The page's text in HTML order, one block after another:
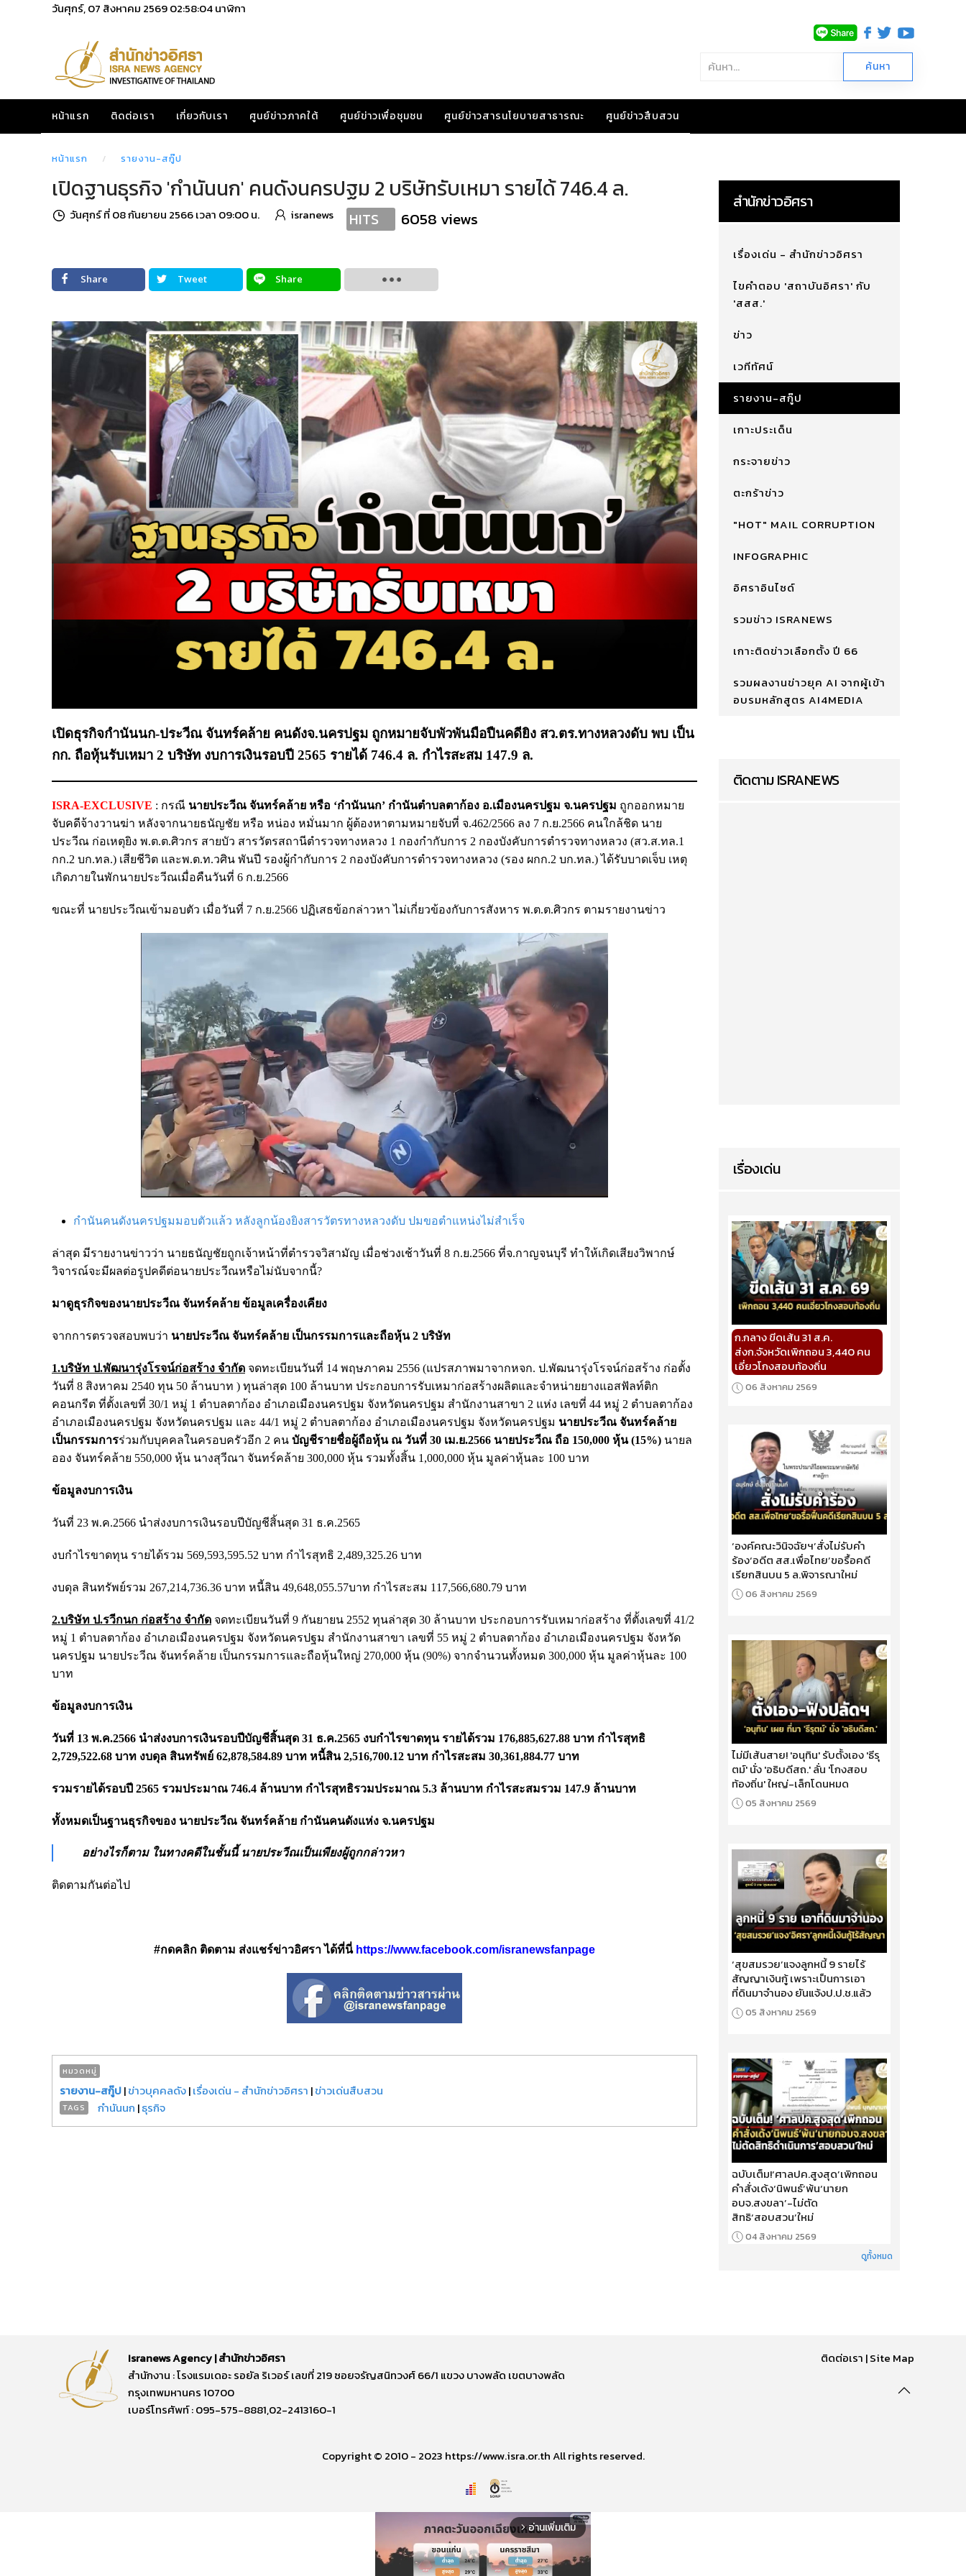
วันศุกร์, 07 สิงหาคม 256902:58:05นาฬิกา
หน้าแรก ติดต่อเรา เกี่ยวกับเรา ศูนย์ข่าวภาคใต้ ศูนย์ข่าวเพื่อชุมชน ศูนย์ข่าวสารนโยบายสาธารณะ ศูนย์ข่าวสืบสวน
หน้าแรก รายงาน-สกู๊ป
เปิดฐานธุรกิจ 'กำนันนก' คนดังนครปฐม 2 บริษัทรับเหมา รายได้ 746.4 ล.
วันศุกร์ ที่ 08 กันยายน 2566 เวลา 09:00 น. isranews HITS 6058 views
Share Tweet Share
เปิดธุรกิจกำนันนก-ประวีณ จันทร์คล้าย คนดังจ.นครปฐม ถูกหมายจับพัวพันมือปืนคดียิง สว.ตร.ทางหลวงดับ พบ เป็น
กก. ถือหุ้นรับเหมา 2 บริษัท งบการเงินรอบปี 2565 รายได้ 746.4 ล. กำไรสะสม 147.9 ล.
ISRA-EXCLUSIVE : กรณี นายประวีณ จันทร์คล้าย หรือ ‘กำนันนก’ กำนันตำบลตาก้อง อ.เมืองนครปฐม จ.นครปฐม ถูกออกหมาย
จับคดีจ้างวานฆ่า หลังจากนายธนัญชัย หรือ หน่อง หมั่นมาก ผู้ต้องหาตามหมายจับที่ จ.462/2566 ลง 7 ก.ย.2566 คนใกล้ชิด นาย
ประวีณ ก่อเหตุยิง พ.ต.ต.ศิวกร สายบัว สารวัตรสถานีตำรวจทางหลวง 1 กองกำกับการ 2 กองบังคับการตำรวจทางหลวง (สว.ส.ทล.1
กก.2 บก.ทล.) เสียชีวิต และพ.ต.ท.วศิน พันปี รองผู้กำกับการ 2 กองบังคับการตำรวจทางหลวง (รอง ผกก.2 บก.ทล.) ได้รับบาดเจ็บ เหตุ
เกิดภายในพักนายประวีณเมื่อคืนวันที่ 6 ก.ย.2566
ขณะที่ นายประวีณเข้ามอบตัว เมื่อวันที่ 7 ก.ย.2566 ปฏิเสธข้อกล่าวหา ไม่เกี่ยวข้องกับการสังหาร พ.ต.ต.ศิวกร ตามรายงานข่าว
กำนันคนดังนครปฐมมอบตัวแล้ว หลังลูกน้องยิงสารวัตรทางหลวงดับ ปมขอตำแหน่งไม่สำเร็จ
ล่าสุด มีรายงานข่าวว่า นายธนัญชัยถูกเจ้าหน้าที่ตำรวจวิสามัญ เมื่อช่วงเช้าวันที่ 8 ก.ย.2566 ที่จ.กาญจนบุรี ทำให้เกิดเสียงวิพากษ์
วิจารณ์จะมีผลต่อรูปคดีต่อนายประวีณหรือไม่นับจากนี้?
มาดูธุรกิจของนายประวีณ จันทร์คล้าย ข้อมูลเครื่องเคียง
จากการตรวจสอบพบว่า นายประวีณ จันทร์คล้าย เป็นกรรมการและถือหุ้น 2 บริษัท
1.บริษัท ป.พัฒนารุ่งโรจน์ก่อสร้าง จำกัด จดทะเบียนวันที่ 14 พฤษภาคม 2556 (แปรสภาพมาจากหจก. ป.พัฒนารุ่งโรจน์ก่อสร้าง ก่อตั้ง
วันที่ 8 สิงหาคม 2540 ทุน 50 ล้านบาท ) ทุนล่าสุด 100 ล้านบาท ประกอบการรับเหมาก่อสร้างผลิตและจำหน่ายยางแอสฟัลท์ติก
คอนกรีต ที่ตั้งเลขที่ 30/1 หมู่ 1 ตำบลตาก้อง อำเภอเมืองนครปฐม จังหวัดนครปฐม สำนักงานสาขา 2 แห่ง เลขที่ 44 หมู่ 2 ตำบลตาก้อง
อำเภอเมืองนครปฐม จังหวัดนครปฐม และ 44/1 หมู่ 2 ตำบลตาก้อง อำเภอเมืองนครปฐม จังหวัดนครปฐม นายประวีณ จันทร์คล้าย
เป็นกรรมการร่วมกับบุคคลในครอบครัวอีก 2 คน บัญชีรายชื่อผู้ถือหุ้น ณ วันที่ 30 เม.ย.2566 นายประวีณ ถือ 150,000 หุ้น (15%) นายล
ออง จันทร์คล้าย 550,000 หุ้น นางสุวีณา จันทร์คล้าย 300,000 หุ้น รวมทั้งสิ้น 1,000,000 หุ้น มูลค่าหุ้นละ 100 บาท
ข้อมูลงบการเงิน
วันที่ 23 พ.ค.2566 นำส่งงบการเงินรอบปีบัญชีสิ้นสุด 31 ธ.ค.2565
งบกำไรขาดทุน รายได้รวม 569,593,595.52 บาท กำไรสุทธิ 2,489,325.26 บาท
งบดุล สินทรัพย์รวม 267,214,736.36 บาท หนี้สิน 49,648,055.57บาท กำไรสะสม 117,566,680.79 บาท
2.บริษัท ป.รวีกนก ก่อสร้าง จำกัด จดทะเบียนวันที่ 9 กันยายน 2552 ทุนล่าสุด 30 ล้านบาท ประกอบการรับเหมาก่อสร้าง ที่ตั้งเลขที่ 41/2
หมู่ 1 ตำบลตาก้อง อำเภอเมืองนครปฐม จังหวัดนครปฐม สำนักงานสาขา เลขที่ 55 หมู่ 2 ตำบลตาก้อง อำเภอเมืองนครปฐม จังหวัด
นครปฐม นายประวีณ จันทร์คล้าย เป็นกรรมการและถือหุ้นใหญ่ 270,000 หุ้น (90%) จากจำนวนทั้งหมด 300,000 หุ้น มูลค่าหุ้นละ 100
บาท
ข้อมูลงบการเงิน
วันที่ 13 พ.ค.2566 นำส่งงบการเงินรอบปีบัญชีสิ้นสุด 31 ธ.ค.2565 งบกำไรขาดทุน รายได้รวม 176,885,627.88 บาท กำไรสุทธิ
2,729,522.68 บาท งบดุล สินทรัพย์ 62,878,584.89 บาท หนี้สิน 2,516,700.12 บาท กำไรสะสม 30,361,884.77 บาท
รวมรายได้รอบปี 2565 รวมประมาณ 746.4 ล้านบาท กำไรสุทธิรวมประมาณ 5.3 ล้านบาท กำไรสะสมรวม 147.9 ล้านบาท
ทั้งหมดเป็นฐานธุรกิจของ นายประวีณ จันทร์คล้าย กำนันคนดังแห่ง จ.นครปฐม
อย่างไรก็ตาม ในทางคดีในชั้นนี้ นายประวีณเป็นเพียงผู้ถูกกล่าวหา
ติดตามกันต่อไป
#กดคลิก ติดตาม ส่งแชร์ข่าวอิศรา ได้ที่นี่ https://www.facebook.com/isranewsfanpage
หมวดหมู่
รายงาน-สกู๊ป|ข่าวบุคคลดัง|เรื่องเด่น - สำนักข่าวอิศรา |ข่าวเด่นสืบสวน
TAGS กำนันนก |ธุรกิจ
สำนักข่าวอิศรา
เรื่องเด่น - สำนักข่าวอิศรา
ไขคำตอบ 'สถาบันอิศรา' กับ
'สสส.'
ข่าว
เวทีทัศน์
รายงาน-สกู๊ป
เกาะประเด็น
กระจายข่าว
ตะกร้าข่าว
"HOT" MAIL CORRUPTION
INFOGRAPHIC
อิศราอินไซด์
รวมข่าว ISRANEWS
เกาะติดข่าวเลือกตั้ง ปี 66
รวมผลงานข่าวยุค AI จากผู้เข้า
อบรมหลักสูตร AI4MEDIA
ติดตาม ISRANEWS
เรื่องเด่น
ก.กลาง ขีดเส้น 31 ส.ค.
ส่งก.จังหวัดเพิกถอน 3,440 คน
เอี่ยวโกงสอบท้องถิ่น
06 สิงหาคม 2569
‘องค์คณะวินิจฉัยฯ’สั่งไม่รับคำ
ร้อง‘อดีต สส.เพื่อไทย’ขอรื้อคดี
เรียกสินบน 5 ล.พิจารณาใหม่
06 สิงหาคม 2569
ไม่มีเส้นสาย! 'อนุทิน' รับตั้งเอง 'ธีรุ
ตม์' นั่ง 'อธิบดีสถ.' ลั่น 'โกงสอบ
ท้องถิ่น' ใหญ่-เล็กโดนหมด
05 สิงหาคม 2569
‘สุขสมรวย’แจงลูกหนี้ 9 รายไร้
สัญญาเงินกู้ เพราะเป็นการเอา
ที่ดินมาจำนอง ยันแจ้งป.ป.ช.แล้ว
05 สิงหาคม 2569
ฉบับเต็ม!‘ศาลปค.สูงสุด’เพิกถอน
คำสั่งเด้ง‘นิพนธ์’พ้น‘นายก
อบจ.สงขลา’-ไม่ตัด
สิทธิ‘สอบสวน’ใหม่
04 สิงหาคม 2569
ดูทั้งหมด
Isranews Agency | สำนักข่าวอิศรา
สำนักงาน : โรงแรมเดอะ รอยัล ริเวอร์ เลขที่ 219 ซอยจรัญสนิทวงศ์ 66/1 แขวง บางพลัด เขตบางพลัด
กรุงเทพมหานคร 10700
เบอร์โทรศัพท์ : 095-575-8881,02-2413160-1
ติดต่อเรา |Site Map
Copyright © 2010 - 2023 https://www.isra.or.th All rights reserved.
arrow_forward_ios อ่านเพิ่มเติม